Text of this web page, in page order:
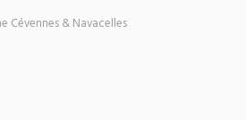
Cévennes & Navacelles